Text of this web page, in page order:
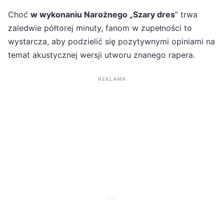
Choć w wykonaniu Narożnego „Szary dres” trwa
zaledwie półtorej minuty, fanom w zupełności to
wystarcza, aby podzielić się pozytywnymi opiniami na
temat akustycznej wersji utworu znanego rapera.
REKLAMA